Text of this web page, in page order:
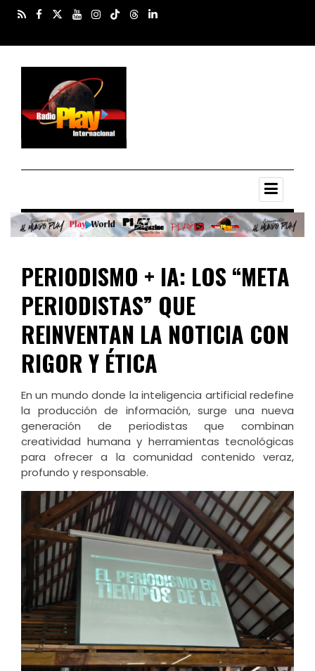
PERIODISMO + IA: LOS “META
PERIODISTAS” QUE
REINVENTAN LA NOTICIA CON
RIGOR Y ÉTICA
En un mundo donde la inteligencia artificial redefine
la producción de información, surge una nueva
generación de periodistas que combinan
creatividad humana y herramientas tecnológicas
para ofrecer a la comunidad contenido veraz,
profundo y responsable.